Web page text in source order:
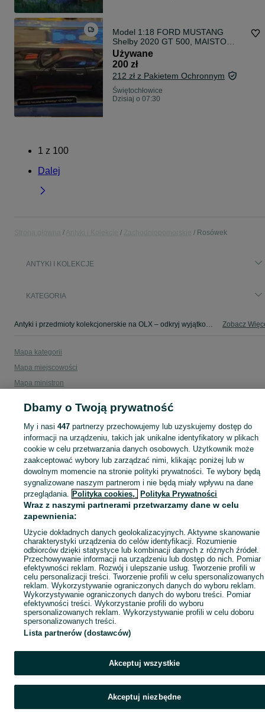
Model 1:18 FORD MUSTANG
Shelby 2020 GT 500, MAISTO
Ford Mustang 2020 Shelby GT500
Model jak nowy. Przechowywany w
pudełku
Używane
200 zł
212 zł z Pakietem Ochronnym
Świętochłowice
Dzisiaj o 07:30
1 z 100
Dalej
Rosówek
ANTYKI I KOLEKCJE
KATEGORIA
Antyki i przedmioty kolekcjonerskie na OLX – odkryj wyjątkowe oferty antyków i rzadkich przedmiotów. Sprawdź unikalne kolekcje! Rosówek i okolice. Zobacz
Mapa kategorii
Mapa miejscowości
Mapa ministron
Dbamy o Twoją prywatność
My i nasi447 partnerzy przechowujemy lub uzyskujemy dostęp do
informacji na urządzeniu, takich jak unikalne identyfikatory w plikach
cookie w celu przetwarzania danych osobowych. Użytkownik może
zaakceptować wybory lub zarządzać nimi, klikając poniżej lub w
dowolnym momencie na stronie polityki prywatności. Te wybory będą
sygnalizowane naszym partnerom i nie będą miały wpływu na dane
przeglądania. Polityka cookies, Polityka Prywatności
Wraz z naszymi partnerami przetwarzamy dane w celu
zapewnienia:
Użycie dokładnych danych geolokalizacyjnych. Aktywne skanowanie
charakterystyki urządzenia do celów identyfikacji. Rozumienie
odbiorców dzięki statystyce lub kombinacji danych z różnych źródeł.
Przechowywanie informacji na urządzeniu lub dostęp do nich. Pomiar
efektywności reklam. Rozwój i ulepszanie usług. Tworzenie profili w
celu personalizacji treści. Tworzenie profili w celu spersonalizowanych
reklam. Wykorzystywanie ograniczonych danych do wyboru reklam.
Wykorzystywanie ograniczonych danych do wyboru treści. Pomiar
efektywności treści. Wykorzystanie profili do wyboru
spersonalizowanych reklam. Wykorzystywanie profili w celu doboru
spersonalizowanych treści.
Lista partnerów (dostawców)
Akceptuj wszystkie
Akceptuj niezbędne